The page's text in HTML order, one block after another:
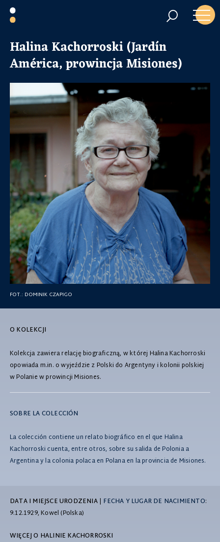
FOT.: DOMINIK CZAPIGO
Halina Kachorroski (Jardín
América, prowincja Misiones)
O KOLEKCJI
Kolekcja zawiera relację biograficzną, w której Halina Kachorroski
opowiada m.in. o wyjeździe z Polski do Argentyny i kolonii polskiej
w Polanie w prowincji Misiones.
SOBRE LA COLECCIÓN
La colección contiene un relato biográfico en el que Halina
Kachorroski cuenta, entre otros, sobre su salida de Polonia a
Argentina y la colonia polaca en Polana en la provincia de Misiones.
DATA I MIEJSCE URODZENIA| FECHA Y LUGAR DE NACIMIENTO:
9.12.1929, Kowel (Polska)
WIĘCEJ O HALINIE KACHORROSKI